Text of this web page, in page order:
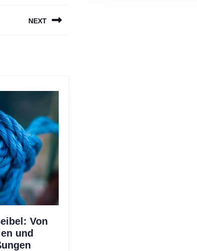
NEXT
Von
und
Steffi